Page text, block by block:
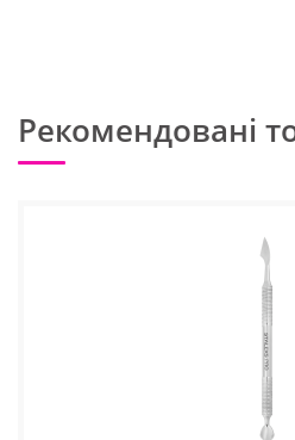
Рекомендовані